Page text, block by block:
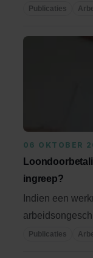
kort in feite ...
Publicaties
06 OKTOBER
ingreep?
Indien een
verrichten,
Publicaties